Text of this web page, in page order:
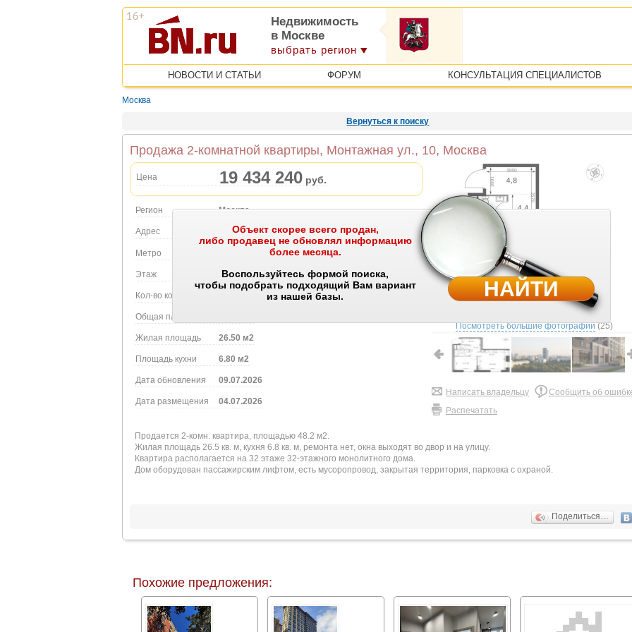
Недвижимость
в Москве
выбрать регион
НОВОСТИ И СТАТЬИ ФОРУМ КОНСУЛЬТАЦИЯ СПЕЦИАЛИСТОВ
Москва
Вернуться к поиску
Объект скорее всего продан,
либо продавец не обновлял информацию
более месяца.
Воспользуйтесь формой поиска,
чтобы подобрать подходящий Вам вариант
из нашей базы.
НАЙТИ
Продажа 2-комнатной квартиры, Монтажная ул., 10, Москва
Цена 19 434 240 руб.
Регион Москва
Адрес Монтажная ул., 10 Объект на карте
Метро Черкизовская
Этаж 32 этаж в 32-этажном доме
Кол-во комнат
Общая площадь
Жилая площадь 26.50 м2
Площадь кухни 6.80 м2
Дата обновления 09.07.2026
Дата размещения 04.07.2026
Посмотреть большие фотографии (25)
Написать владельцу
Сообщить об
Распечатать
Продается 2-комн. квартира, площадью 48.2 м2.
Жилая площадь 26.5 кв. м, кухня 6.8 кв. м, ремонта нет, окна выходят во двор и на улицу.
Квартира располагается на 32 этаже 32-этажного монолитного дома.
Дом оборудован пассажирским лифтом, есть мусоропровод, закрытая территория, парковка с охраной.
Поделиться…
Похожие предложения: